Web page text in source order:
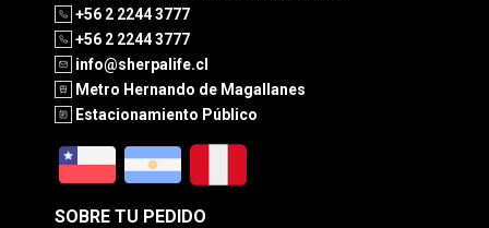
+56 2 2244 3777
+56 2 2244 3777
info@sherpalife.cl
Metro Hernando de Magallanes
Estacionamiento Público
SOBRE TU PEDIDO